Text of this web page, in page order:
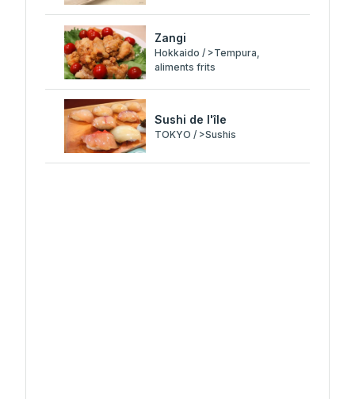
Zangi
Hokkaido / >Tempura,
aliments frits
Sushi de l'île
TOKYO / >Sushis